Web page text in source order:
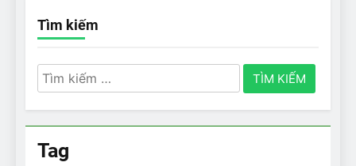
Tìm kiếm
Tìm
kiếm
Tag